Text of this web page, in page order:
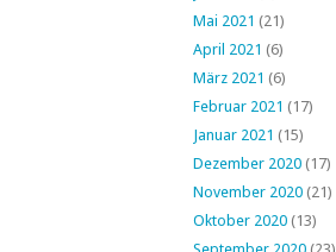
Mai 2021 (21)
April 2021 (6)
März 2021 (6)
Februar 2021 (17)
Januar 2021 (15)
Dezember 2020 (17)
November 2020 (21)
Oktober 2020 (13)